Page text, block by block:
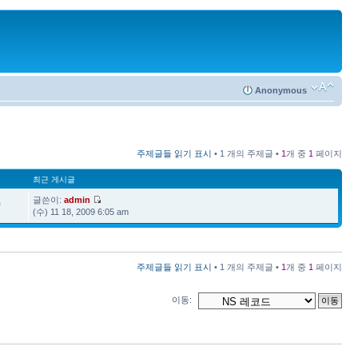
Anonymous
주제글들 읽기 표시 • 1 개의 주제글 • 1 개 중 1 페이지
최근 게시글
글쓴이:admin
(수) 11 18, 2009 6:05 am
주제글들 읽기 표시 • 1 개의 주제글 • 1 개 중 1 페이지
이동: